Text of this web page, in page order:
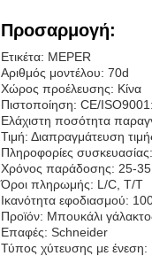
Προσαρμογή:
Ετικέτα: MEPER
Αριθμός μοντέλου: 70d
Χώρος προέλευσης: Κίνα
Πιστοποίηση: CE/
Ελάχιστη ποσότητα
Τιμή: Διαπραγμάτευση
Πληροφορίες
Χρόνος παράδοσης: 25-35
Όροι πληρωμής: L/C, T/T
Ικανότητα εφοδιασμού:
Προϊόν: Μπουκάλι
Επαφές: Schneider
Τύπος χύτευσης με ένεση: